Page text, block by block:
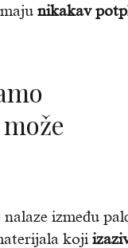
nikakav
nalaze između
koji